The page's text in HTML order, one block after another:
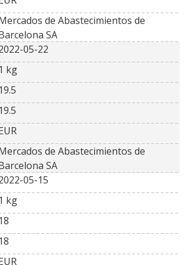
de Abastecimientos de
SA
05-22
1 kg
19.5
19.5
de Abastecimientos de
SA
05-15
1 kg
18
18